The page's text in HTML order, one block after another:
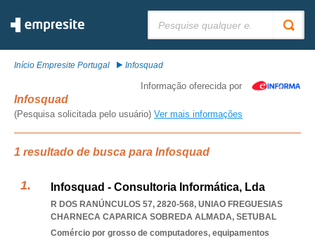
Início Empresite Portugal Infosquad
Informação oferecida por
Infosquad
(Pesquisa solicitada pelo usuário) Ver mais informações
1 resultado de busca para Infosquad
Infosquad - Consultoria Informática, Lda
R DOS RANÚNCULOS 57, 2820-568, UNIAO FREGUESIAS
CHARNECA CAPARICA SOBREDA ALMADA, SETUBAL
Comércio por grosso de computadores, equipamentos